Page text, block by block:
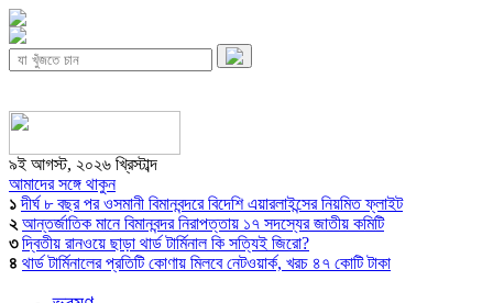
৯ই আগস্ট, ২০২৬ খ্রিস্টাব্দ
আমাদের সঙ্গে থাকুন
১ দীর্ঘ ৮ বছর পর ওসমানী বিমানবন্দরে বিদেশি এয়ারলাইন্সের নিয়মিত ফ্লাইট
২ আন্তর্জাতিক মানে বিমানবন্দর নিরাপত্তায় ১৭ সদস্যের জাতীয় কমিটি
৩ দ্বিতীয় রানওয়ে ছাড়া থার্ড টার্মিনাল কি সত্যিই জিরো?
৪ থার্ড টার্মিনালের প্রতিটি কোণায় মিলবে নেটওয়ার্ক, খরচ ৪৭ কোটি টাকা